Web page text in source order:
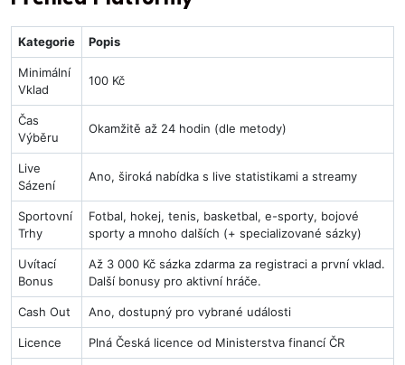
Kategorie Popis
Minimální
Vklad
100 Kč
Čas
Výběru
Okamžitě až 24 hodin (dle metody)
Live
Sázení
Ano, široká nabídka s live statistikami a streamy
Sportovní
Trhy
Fotbal, hokej, tenis, basketbal, e-sporty, bojové
sporty a mnoho dalších (+ specializované sázky)
Uvítací
Bonus
Až 3 000 Kč sázka zdarma za registraci a první vklad.
Další bonusy pro aktivní hráče.
Cash Out Ano, dostupný pro vybrané události
Licence Plná Česká licence od Ministerstva financí ČR